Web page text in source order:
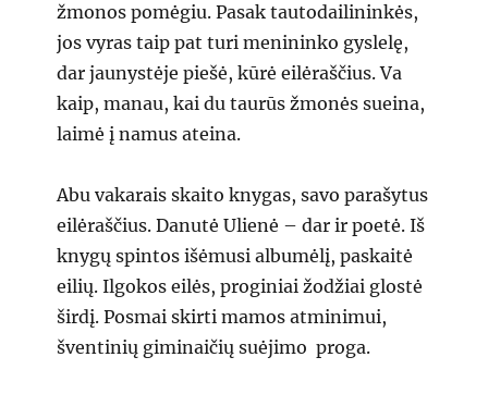
žmonos pomėgiu. Pasak tautodailininkės,
jos vyras taip pat turi menininko gyslelę,
dar jaunystėje piešė, kūrė eilėraščius. Va
kaip, manau, kai du taurūs žmonės sueina,
laimė į namus ateina.
Abu vakarais skaito knygas, savo parašytus
eilėraščius. Danutė Ulienė – dar ir poetė. Iš
knygų spintos išėmusi albumėlį, paskaitė
eilių. Ilgokos eilės, proginiai žodžiai glostė
širdį. Posmai skirti mamos atminimui,
šventinių giminaičių suėjimo proga.